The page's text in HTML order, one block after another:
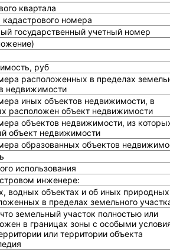
квартала
номера
государственный учетный номер
руб
расположенных в пределах
недвижимости
иных объектов недвижимости, в
расположен объект недвижимости
объектов недвижимости, из
объект недвижимости
образованных объектов
использования
инженере:
водных объектах и об иных природных
в пределах земельного
земельный участок полностью или
в границах зоны с особыми
или территории объекта